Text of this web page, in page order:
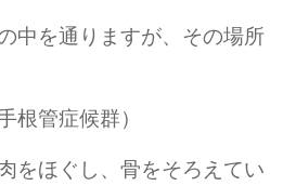
中を通りますが、その場所
根管症候群）
をほぐし、骨をそろえてい